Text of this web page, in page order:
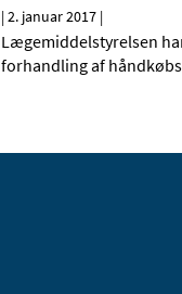
|2. januar 2017 |
Lægemiddelstyrelsen
forhandling af